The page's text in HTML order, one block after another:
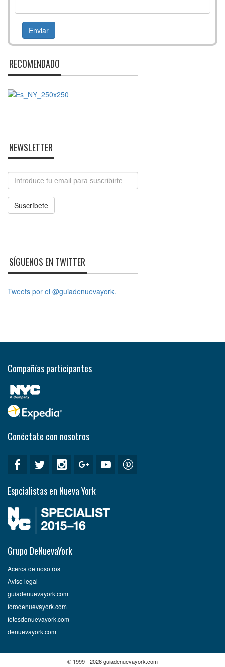
RECOMENDADO
NEWSLETTER
Email
Suscríbete
SÍGUENOS EN TWITTER
Tweets por el @guiadenuevayork.
Compañías participantes
Conéctate con nosotros
Espcialistas en Nueva York
Grupo DeNuevaYork
Acerca de nosotros
Aviso legal
guiadenuevayork.com
forodenuevayork.com
fotosdenuevayork.com
denuevayork.com
© 1999 - 2026 guiadenuevayork.com